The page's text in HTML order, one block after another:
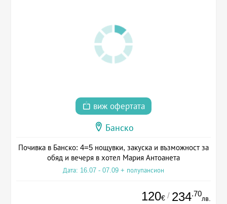
виж офертата
Банско
Почивка в Банско: 4=5 нощувки, закуска и възможност за
обяд и вечеря в хотел Мария Антоанета
Дата: 16.07 - 07.09 + полупансион
120€ / 234.70
лв.